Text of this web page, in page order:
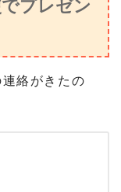
でプレゼン
絡がきたの